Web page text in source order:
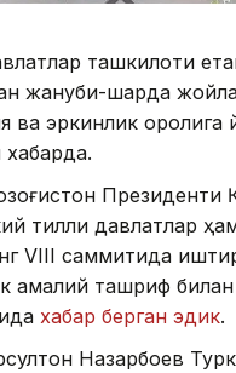
ташкилоти
жануби-шарқда
ва эркинлик оролига
тилли давлатлар
VIII саммитида
амалий ташриф билан
хабар берган эдик.
Назарбоев